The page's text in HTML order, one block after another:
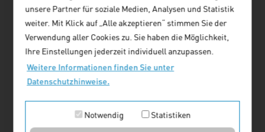
unsere Partner für soziale Medien, Analysen und Statistik
weiter. Mit Klick auf „Alle akzeptieren“ stimmen Sie der
Verwendung aller Cookies zu. Sie haben die Möglichkeit,
Ihre Einstellungen jederzeit individuell anzupassen.
Weitere Informationen finden Sie unter
Datenschutzhinweise.
Notwendig Statistiken
Telefon*
Fax
E-Mail-Adresse*